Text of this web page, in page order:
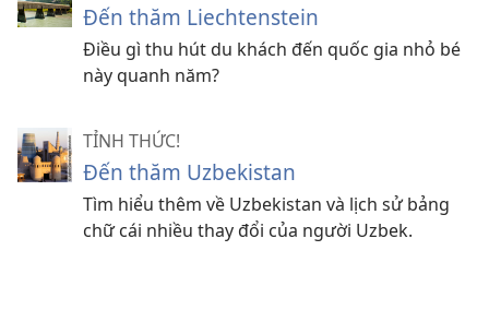
Đến thăm Liechtenstein
Điều gì thu hút du khách đến quốc gia nhỏ bé
này quanh năm?
TỈNH THỨC!
Đến thăm Uzbekistan
Tìm hiểu thêm về Uzbekistan và lịch sử bảng
chữ cái nhiều thay đổi của người Uzbek.